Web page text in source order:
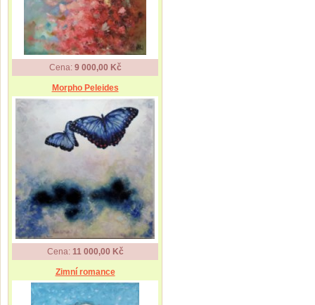
Cena: 9 000,00 Kč
Morpho Peleides
Cena: 11 000,00 Kč
Zimní romance